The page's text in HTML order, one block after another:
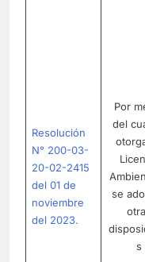
Resolución
N° 200-03-
20-02-2415
del 01 de
noviembre
del 2023.
Por
del
se
s